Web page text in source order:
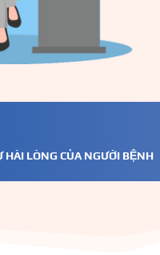
HÀI LÒNG CỦA NGƯỜI BỆNH